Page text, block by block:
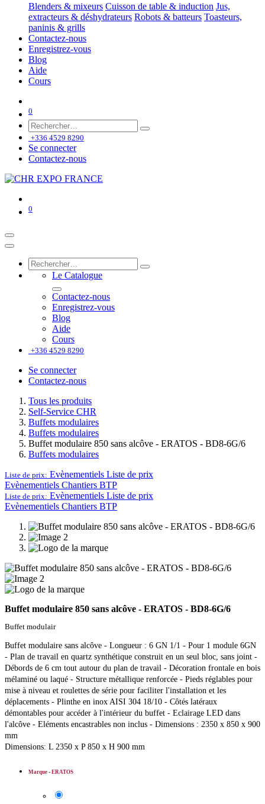
Blenders & mixeurs Cuisson de table & induction Jus,
extracteurs & déshydrateurs Robots & batteurs Toasteurs,
paninis & grills
Contactez-nous
Enregistrez-vous
Blog
Aide
Cours
0
+336 4529 8290
Se connecter
Contactez-nous
0
Le Catalogue
Contactez-nous
Enregistrez-vous
Blog
Aide
Cours
+336 4529 8290
Se connecter
Contactez-nous
Tous les produits
Self-Service CHR
Buffets modulaires
Buffets modulaires
Buffet modulaire 850 sans alcôve - ERATOS - BD8-6G/6
Buffets modulaires
Liste de prix: Evènementiels Liste de prix
Evènementiels Chantiers BTP
Liste de prix: Evènementiels Liste de prix
Evènementiels Chantiers BTP
Buffet modulaire 850 sans alcôve - ERATOS - BD8-6G/6
Buffet modulair
Buffet modulaire sans alcôve - Longueur : 6 GN 1/1 - Pour 1 module 6GN
- Plan de travail en quartz synthétique construit en un seul bloc, sans joint -
Débords de 6 cm tout autour du plan de travail - Décoration frontale en bois
mélaminé ou laqué - Structure métallique renforcée - Pieds réglables pour
mise à niveau et roulettes de série pour faciliter l'installation et les
déplacements - Plinthe en inox AISI 304 18/10 - Côtés latéraux
démontables pour accéder à l'intérieur du buffet - Eclairage LED dans
l'alcôve - Eléments encastrables non inclus - Dimensions : 2350 x 850 x 900
mm
Dimensions: L 2350 x P 850 x H 900 mm
Marque - ERATOS